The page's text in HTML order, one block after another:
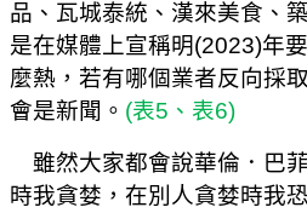
品、瓦城泰統、漢來美食、
是在媒體上宣稱明(2023)年
麼熱，若有哪個業者反向採
會是新聞。 (表5 、表6)
雖然大家都會說華倫．巴
時我貪婪，在別人貪婪時我